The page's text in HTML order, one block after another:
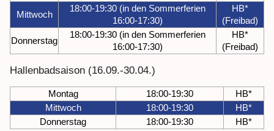
Mittwoch
18:00-19:30 (in den Sommerferien
16:00-17:30)
HB*
(Freibad)
Donnerstag
18:00-19:30 (in den Sommerferien
16:00-17:30)
HB*
(Freibad)
Hallenbadsaison (16.09.-30.04.)
Montag 18:00-19:30
HB*
Mittwoch
18:00-19:30
HB*
Donnerstag
18:00-19:30 HB*